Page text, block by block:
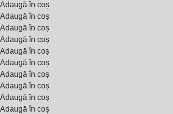
Adaugă în coș
Adaugă în coș
Adaugă în coș
Adaugă în coș
Adaugă în coș
Adaugă în coș
Adaugă în coș
Adaugă în coș
Adaugă în coș
Adaugă în coș